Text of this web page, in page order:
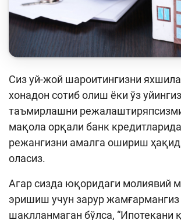
Ўқув қўлланмалар
Лойиҳалар
Интерактив хизматлар
Фотогалерея
Лойиҳа ҳақида
Кенгайтирилган
Сайт харитаси
Сиз уй-жой шароитингизни
хонадон сотиб олиш ёки ўз
таъмирлашни
мақола орқали банк
режангизни амалга ошириш
оласиз.
Агар сизда юқоридаги молиявий
эришиш учун зарур жамғармангиз
шаклланмаган бўлса, “Ипотекани